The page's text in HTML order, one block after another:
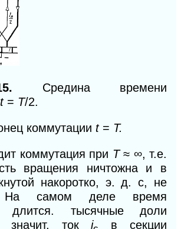
15. Средина времени
t= T/2.
коммутации t= T.
коммутация при Т≈ ∞, т.е.
вращения ничтожна и в
накоротко, э. д. с, не
На самом деле время
длится. тысячные доли
значит, токi
в секции